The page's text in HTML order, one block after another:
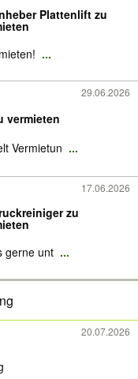
Plattenlift zu
...
29.06.2026
vermieten
Vermietun ...
17.06.2026
zu
gerne unt ...
20.07.2026